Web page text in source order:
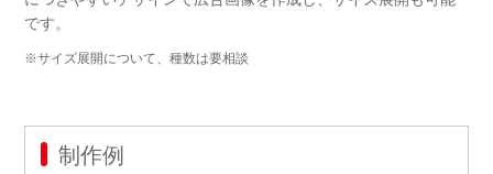
です。
※サイズ展開について、種数は要相談
制作例